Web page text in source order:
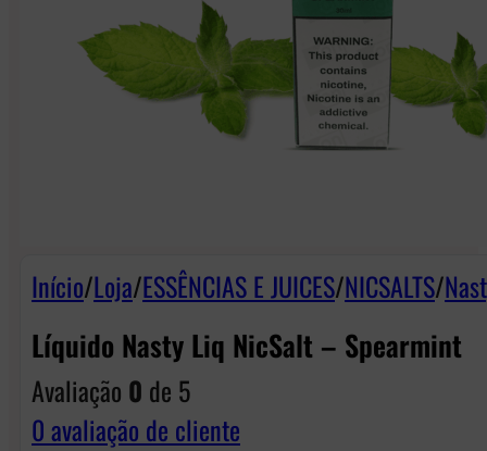
Início/Loja/ESSÊNCIAS E JUICES/NICSALTS/
Líquido Nasty Liq NicSalt – Spearmint
Avaliação 0 de 5
0avaliação de cliente